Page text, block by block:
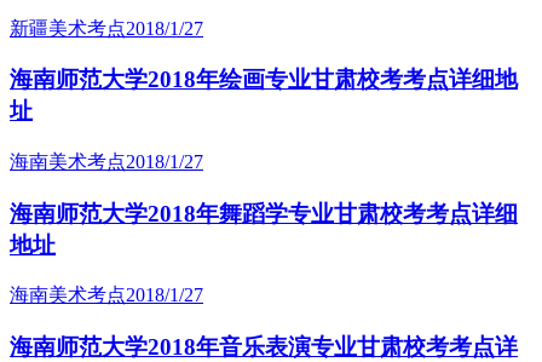
新疆美术考点2018/1/27
海南师范大学2018年绘画专业甘肃校考考点详细地
址
海南美术考点2018/1/27
海南师范大学2018年舞蹈学专业甘肃校考考点详细
地址
海南美术考点2018/1/27
海南师范大学2018年音乐表演专业甘肃校考考点详